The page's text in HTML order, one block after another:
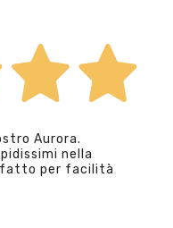
Aurora.
nella
per facilità